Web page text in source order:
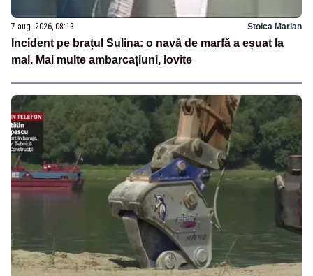
7 aug. 2026, 08:13 Stoica Marian
Incident pe brațul Sulina: o navă de marfă a eșuat la
mal. Mai multe ambarcațiuni, lovite